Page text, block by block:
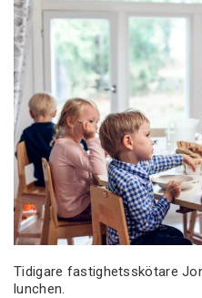
Tidigare fastighetsskötare
lunchen.